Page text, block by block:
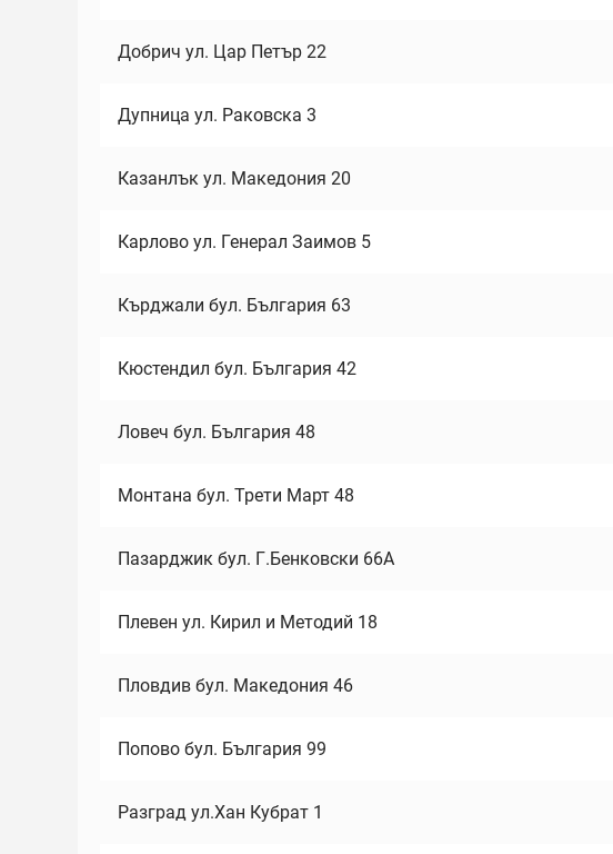
Добрич ул. Цар Петър 22
Дупница ул. Раковска 3
Казанлък ул. Македония 20
Карлово ул. Генерал Заимов 5
Кърджали бул. България 63
Кюстендил бул. България 42
Ловеч бул. България 48
Монтана бул. Трети Март 48
Пазарджик бул. Г.Бенковски 66А
Плевен ул. Кирил и Методий 18
Пловдив бул. Македония 46
Попово бул. България 99
Разград ул.Хан Кубрат 1